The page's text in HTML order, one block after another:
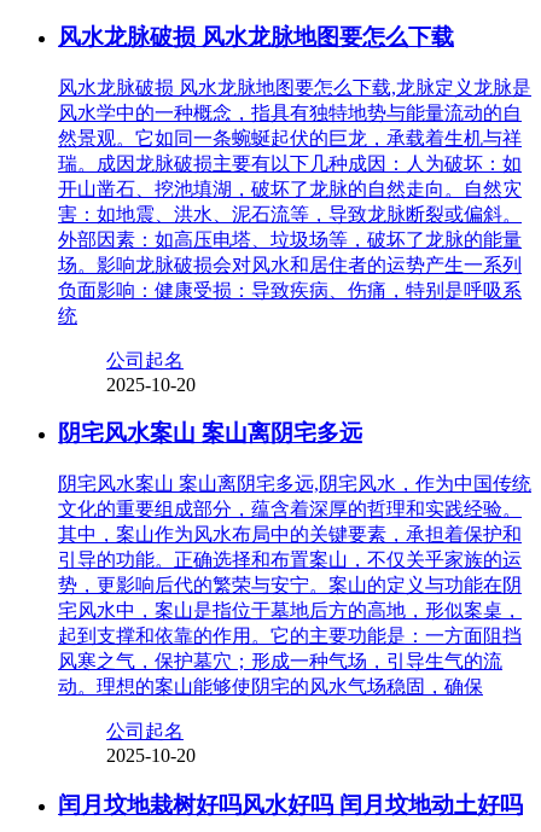
风水龙脉破损 风水龙脉地图要怎么下载
风水龙脉破损 风水龙脉地图要怎么下载,龙脉定义龙脉是
风水学中的一种概念，指具有独特地势与能量流动的自
然景观。它如同一条蜿蜒起伏的巨龙，承载着生机与祥
瑞。成因龙脉破损主要有以下几种成因：人为破坏：如
开山凿石、挖池填湖，破坏了龙脉的自然走向。自然灾
害：如地震、洪水、泥石流等，导致龙脉断裂或偏斜。
外部因素：如高压电塔、垃圾场等，破坏了龙脉的能量
场。影响龙脉破损会对风水和居住者的运势产生一系列
负面影响：健康受损：导致疾病、伤痛，特别是呼吸系
统
公司起名
2025-10-20
阴宅风水案山 案山离阴宅多远
阴宅风水案山 案山离阴宅多远,阴宅风水，作为中国传统
文化的重要组成部分，蕴含着深厚的哲理和实践经验。
其中，案山作为风水布局中的关键要素，承担着保护和
引导的功能。正确选择和布置案山，不仅关乎家族的运
势，更影响后代的繁荣与安宁。案山的定义与功能在阴
宅风水中，案山是指位于墓地后方的高地，形似案桌，
起到支撑和依靠的作用。它的主要功能是：一方面阻挡
风寒之气，保护墓穴；形成一种气场，引导生气的流
动。理想的案山能够使阴宅的风水气场稳固，确保
公司起名
2025-10-20
闰月坟地栽树好吗风水好吗 闰月坟地动土好吗